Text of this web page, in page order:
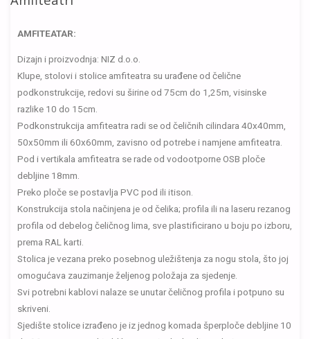
AMFITEATAR:
Dizajn i proizvodnja: NIZ d.o.o.
Klupe, stolovi i stolice amfiteatra su urađene od čelične
podkonstrukcije, redovi su širine od 75cm do 1,25m, visinske
razlike 10 do 15cm.
Podkonstrukcija amfiteatra radi se od čeličnih cilindara 40x40mm,
50x50mm ili 60x60mm, zavisno od potrebe i namjene amfiteatra.
Pod i vertikala amfiteatra se rade od vodootporne OSB ploče
debljine 18mm.
Preko ploče se postavlja PVC pod ili itison.
Konstrukcija stola načinjena je od čelika; profila ili na laseru rezanog
profila od debelog čeličnog lima, sve plastificirano u boju po izboru,
prema RAL karti.
Stolica je vezana preko posebnog uležištenja za nogu stola, što joj
omogućava zauzimanje željenog položaja za sjedenje.
Svi potrebni kablovi nalaze se unutar čeličnog profila i potpuno su
skriveni.
Sjedište stolice izrađeno je iz jednog komada šperploče debljine 10